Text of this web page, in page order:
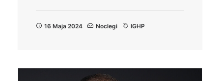
16 Maja 2024 Noclegi IGHP